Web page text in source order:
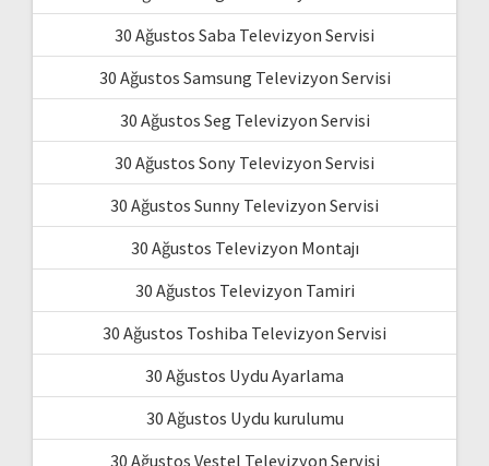
30 Ağustos Saba Televizyon Servisi
30 Ağustos Samsung Televizyon Servisi
30 Ağustos Seg Televizyon Servisi
30 Ağustos Sony Televizyon Servisi
30 Ağustos Sunny Televizyon Servisi
30 Ağustos Televizyon Montajı
30 Ağustos Televizyon Tamiri
30 Ağustos Toshiba Televizyon Servisi
30 Ağustos Uydu Ayarlama
30 Ağustos Uydu kurulumu
30 Ağustos Vestel Televizyon Servisi